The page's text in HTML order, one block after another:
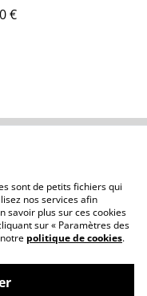
€
des cookies
sont de petits fichiers qui
nos services afin
savoir plus sur ces cookies
sur « Paramètres des
politique de cookies.